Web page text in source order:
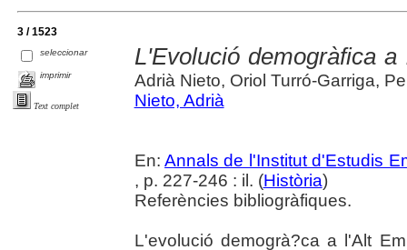
3 / 1523
seleccionar
imprimir
Text complet
L'Evolució demogràfica
Adrià Nieto, Oriol Turró-Garriga,
Nieto, Adrià
En:Annals de l'Institut d'Estudis
, p. 227-246 : il. (Història)
Referències bibliogràfiques.
L'evolució demogrà?ca a l'Alt